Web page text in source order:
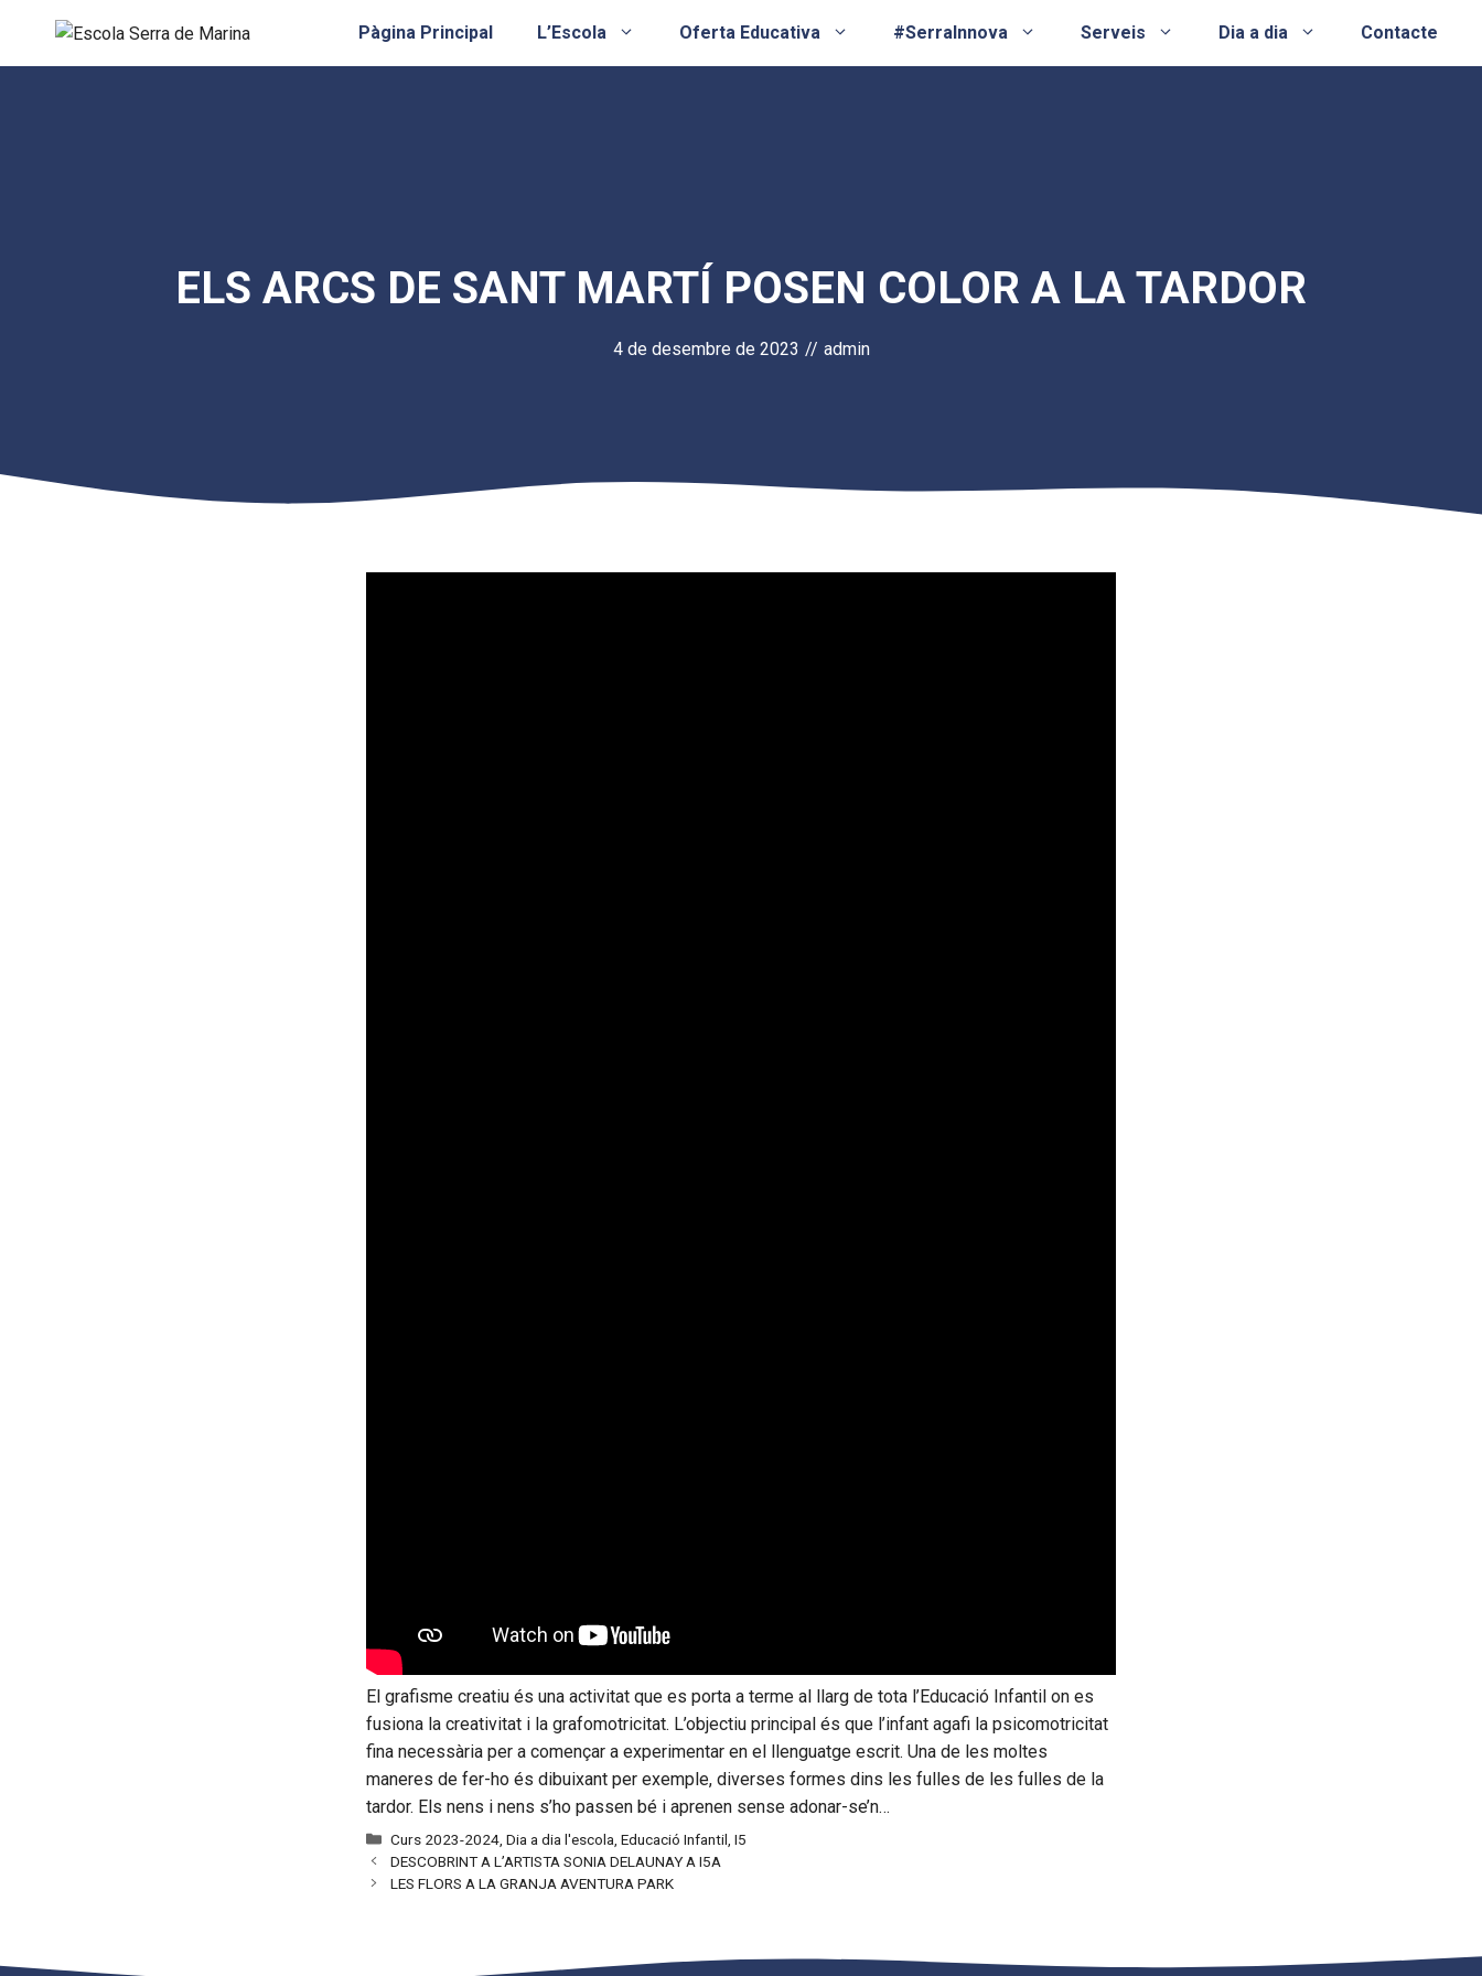
contingut
Pàgina Principal L’Escola Oferta Educativa #SerraInnova Serveis Dia a dia Contacte
ELS ARCS DE SANT MARTÍ POSEN COLOR A LA TARDOR
4 de desembre de 2023 // admin
El grafisme creatiu és una activitat que es porta a terme al llarg de tota l’Educació Infantil on es
fusiona la creativitat i la grafomotricitat. L’objectiu principal és que l’infant agafi la psicomotricitat
fina necessària per a començar a experimentar en el llenguatge escrit. Una de les moltes
maneres de fer-ho és dibuixant per exemple, diverses formes dins les fulles de les fulles de la
tardor. Els nens i nens s’ho passen bé i aprenen sense adonar-se’n…
Categories
Curs 2023-2024, Dia a dia l'escola Educació Infantil I5
DESCOBRINT A L’ARTISTA SONIA DELAUNAY A I5A
LES FLORS A LA GRANJA AVENTURA PARK